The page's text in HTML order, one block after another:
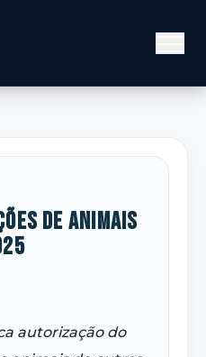
de animais
autorização do